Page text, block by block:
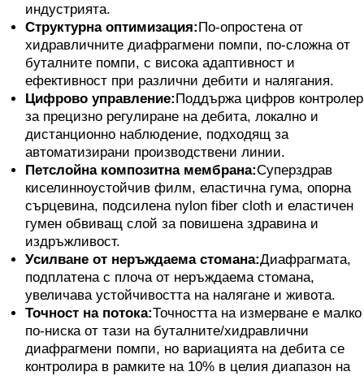
индустрията.
Структурна оптимизация:По-опростена от
хидравличните диафрагмени помпи, по-сложна от
буталните помпи, с висока адаптивност и
ефективност при различни дебити и налягания.
Цифрово управление:Поддържа цифров контролер
за прецизно регулиране на дебита, локално и
дистанционно наблюдение, подходящ за
автоматизирани производствени линии.
Петслойна композитна мембрана:Суперздрав
киселинноустойчив филм, еластична гума, опорна
сърцевина, подсилена nylon fiber cloth и еластичен
гумен обвиващ слой за повишена здравина и
издръжливост.
Усилване от неръждаема стомана:Диафрагмата,
подплатена с плоча от неръждаема стомана,
увеличава устойчивостта на налягане и живота.
Точност на потока:Точността на измерване е малко
по-ниска от тази на буталните/хидравлични
диафрагмени помпи, но вариацията на дебита се
контролира в рамките на 10% в целия диапазон на